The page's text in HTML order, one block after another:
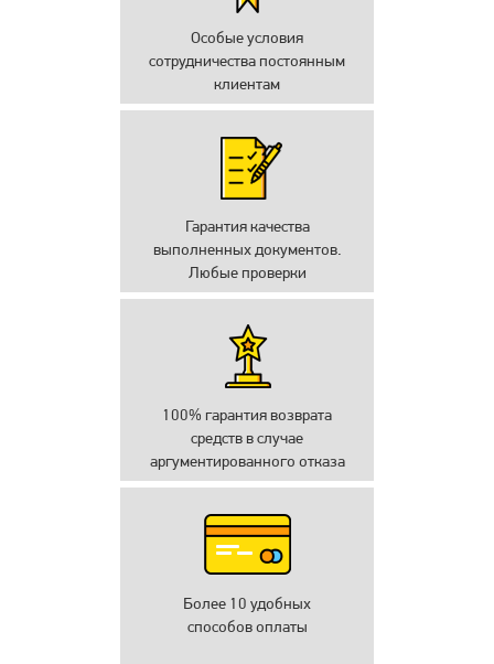
Особые условия
сотрудничества постоянным
клиентам
Гарантия качества
выполненных документов.
Любые проверки
100% гарантия возврата
средств в случае
аргументированного отказа
Более 10 удобных
способов оплаты